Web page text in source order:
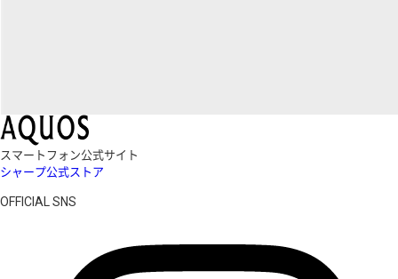
スマートフォン公式サイト
シャープ公式ストア
OFFICIAL SNS